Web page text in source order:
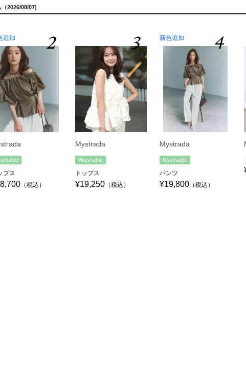
2026/08/07)
追加 2
プス
（税込）
3
Mystrada
Washable
トップス
¥19,250 （税込）
新色追加 4
Mystrada
Washable
パンツ
¥19,800 （税込）